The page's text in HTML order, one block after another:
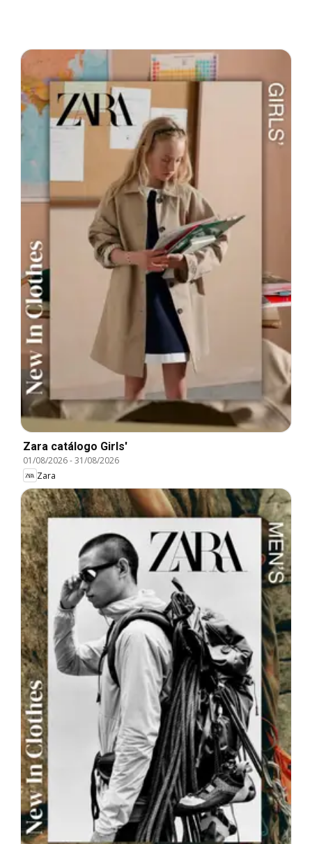
Zara catálogo Girls'
01/08/2026-31/08/2026
Zara